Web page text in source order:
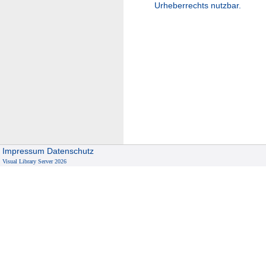
Urheberrechts nutzbar.
Impressum Datenschutz
Visual Library Server 2026